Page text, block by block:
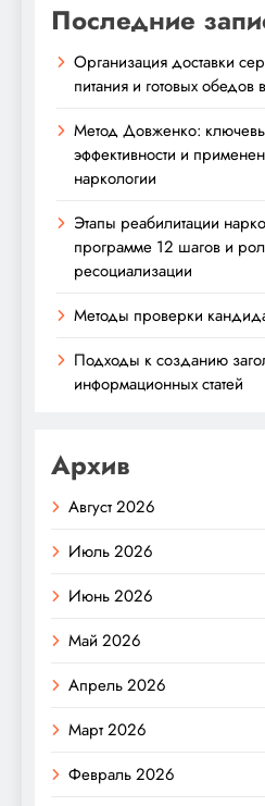
Последние
Организация доставки
питания и готовых обедов
Метод Довженко:
эффективности и
наркологии
Этапы реабилитации
программе 12 шагов и
ресоциализации
Методы проверки
Подходы к созданию
информационных статей
Архив
Август 2026
Июль 2026
Июнь 2026
Май 2026
Апрель 2026
Март 2026
Февраль 2026